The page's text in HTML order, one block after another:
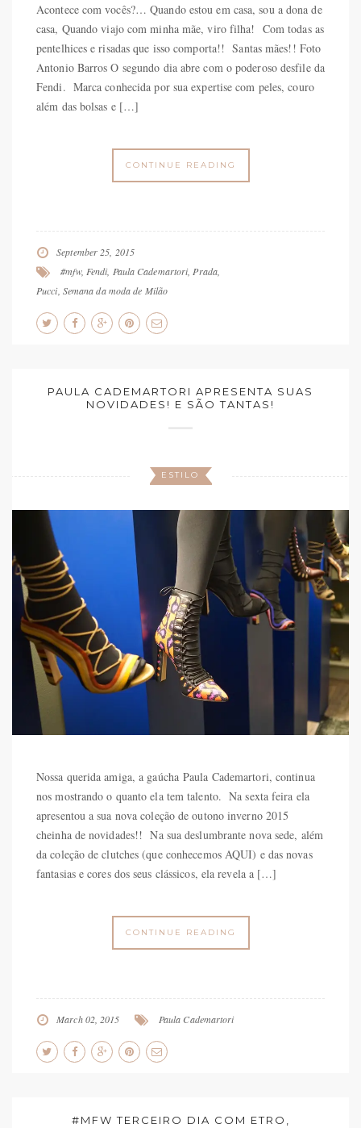
Acontece com vocês?… Quando estou em casa, sou a dona de
casa, Quando viajo com minha mãe, viro filha! Com todas as
pentelhices e risadas que isso comporta!! Santas mães!! Foto
Antonio Barros O segundo dia abre com o poderoso desfile da
Fendi. Marca conhecida por sua expertise com peles, couro
além das bolsas e […]
CONTINUE READING
September 25, 2015
#mfw, Fendi, Paula Cademartori, Prada,
Pucci, Semana da moda de Milão
PAULA CADEMARTORI APRESENTA SUAS
NOVIDADES! E SÃO TANTAS!
ESTILO
Nossa querida amiga, a gaúcha Paula Cademartori, continua
nos mostrando o quanto ela tem talento. Na sexta feira ela
apresentou a sua nova coleção de outono inverno 2015
cheinha de novidades!! Na sua deslumbrante nova sede, além
da coleção de clutches (que conhecemos AQUI) e das novas
fantasias e cores dos seus clássicos, ela revela a […]
CONTINUE READING
March 02, 2015 Paula Cademartori
#MFW TERCEIRO DIA COM ETRO,